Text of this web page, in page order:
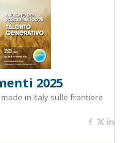
2025
in Italy sulle frontiere